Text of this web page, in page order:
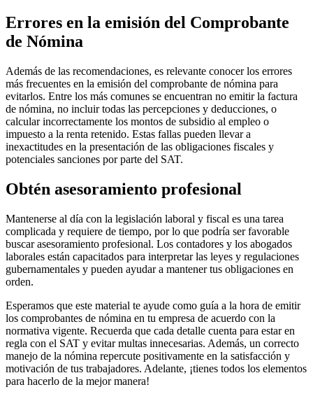
Errores en la emisión del Comprobante
de Nómina
Además de las recomendaciones, es relevante conocer los errores
más frecuentes en la emisión del comprobante de nómina para
evitarlos. Entre los más comunes se encuentran no emitir la factura
de nómina, no incluir todas las percepciones y deducciones, o
calcular incorrectamente los montos de subsidio al empleo o
impuesto a la renta retenido. Estas fallas pueden llevar a
inexactitudes en la presentación de las obligaciones fiscales y
potenciales sanciones por parte del SAT.
Obtén asesoramiento profesional
Mantenerse al día con la legislación laboral y fiscal es una tarea
complicada y requiere de tiempo, por lo que podría ser favorable
buscar asesoramiento profesional. Los contadores y los abogados
laborales están capacitados para interpretar las leyes y regulaciones
gubernamentales y pueden ayudar a mantener tus obligaciones en
orden.
Esperamos que este material te ayude como guía a la hora de emitir
los comprobantes de nómina en tu empresa de acuerdo con la
normativa vigente. Recuerda que cada detalle cuenta para estar en
regla con el SAT y evitar multas innecesarias. Además, un correcto
manejo de la nómina repercute positivamente en la satisfacción y
motivación de tus trabajadores. Adelante, ¡tienes todos los elementos
para hacerlo de la mejor manera!